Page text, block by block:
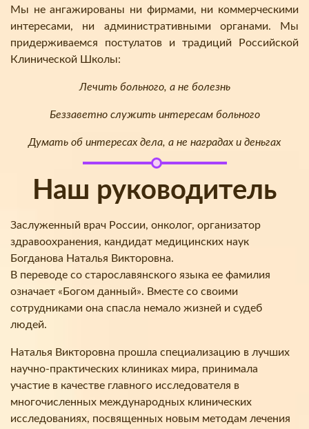
Мы не ангажированы ни фирмами, ни коммерческими
интересами, ни административными органами. Мы
придерживаемся постулатов и традиций Российской
Клинической Школы:
Лечить больного, а не болезнь
Беззаветно служить интересам больного
Думать об интересах дела, а не наградах и деньгах
Наш руководитель
Заслуженный врач России, онколог, организатор
здравоохранения, кандидат медицинских наук
Богданова Наталья Викторовна.
В переводе со старославянского языка ее фамилия
означает «Богом данный». Вместе со своими
сотрудниками она спасла немало жизней и судеб
людей.
Наталья Викторовна прошла специализацию в лучших
научно-практических клиниках мира, принимала
участие в качестве главного исследователя в
многочисленных международных клинических
исследованиях, посвященных новым методам лечения